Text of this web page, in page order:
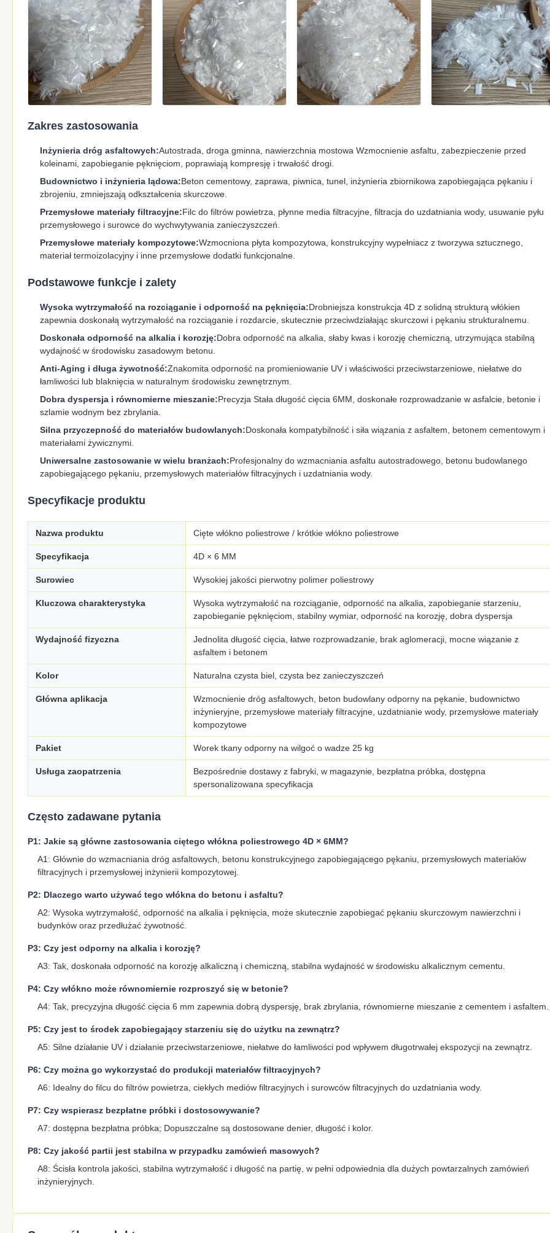
Zakres zastosowania
Inżynieria dróg asfaltowych:Autostrada, droga gminna, nawierzchnia mostowa Wzmocnienie asfaltu, zabezpieczenie przed
koleinami, zapobieganie pęknięciom, poprawiają kompresję i trwałość drogi.
Budownictwo i inżynieria lądowa:Beton cementowy, zaprawa, piwnica, tunel, inżynieria zbiornikowa zapobiegająca pękaniu i
zbrojeniu, zmniejszają odkształcenia skurczowe.
Przemysłowe materiały filtracyjne:Filc do filtrów powietrza, płynne media filtracyjne, filtracja do uzdatniania wody, usuwanie pyłu
przemysłowego i surowce do wychwytywania zanieczyszczeń.
Przemysłowe materiały kompozytowe:Wzmocniona płyta kompozytowa, konstrukcyjny wypełniacz z tworzywa sztucznego,
materiał termoizolacyjny i inne przemysłowe dodatki funkcjonalne.
Podstawowe funkcje i zalety
Wysoka wytrzymałość na rozciąganie i odporność na pęknięcia:Drobniejsza konstrukcja 4D z solidną strukturą włókien
zapewnia doskonałą wytrzymałość na rozciąganie i rozdarcie, skutecznie przeciwdziałając skurczowi i pękaniu strukturalnemu.
Doskonała odporność na alkalia i korozję:Dobra odporność na alkalia, słaby kwas i korozję chemiczną, utrzymująca stabilną
wydajność w środowisku zasadowym betonu.
Anti-Aging i długa żywotność:Znakomita odporność na promieniowanie UV i właściwości przeciwstarzeniowe, niełatwe do
łamliwości lub blaknięcia w naturalnym środowisku zewnętrznym.
Dobra dyspersja i równomierne mieszanie:Precyzja Stała długość cięcia 6MM, doskonałe rozprowadzanie w asfalcie, betonie i
szlamie wodnym bez zbrylania.
Silna przyczepność do materiałów budowlanych:Doskonała kompatybilność i siła wiązania z asfaltem, betonem cementowym i
materiałami żywicznymi.
Uniwersalne zastosowanie w wielu branżach:Profesjonalny do wzmacniania asfaltu autostradowego, betonu budowlanego
zapobiegającego pękaniu, przemysłowych materiałów filtracyjnych i uzdatniania wody.
Specyfikacje produktu
Nazwa produktu Cięte włókno poliestrowe / krótkie włókno poliestrowe
Specyfikacja 4D × 6 MM
Surowiec Wysokiej jakości pierwotny polimer poliestrowy
Kluczowa charakterystyka
Wysoka wytrzymałość na rozciąganie, odporność na alkalia, zapobieganie starzeniu,
zapobieganie pęknięciom, stabilny wymiar, odporność na korozję, dobra dyspersja
Wydajność fizyczna
Jednolita długość cięcia, łatwe rozprowadzanie, brak aglomeracji, mocne wiązanie z
asfaltem i betonem
Kolor Naturalna czysta biel, czysta bez zanieczyszczeń
Główna aplikacja
Wzmocnienie dróg asfaltowych, beton budowlany odporny na pękanie, budownictwo
inżynieryjne, przemysłowe materiały filtracyjne, uzdatnianie wody, przemysłowe materiały
kompozytowe
Pakiet Worek tkany odporny na wilgoć o wadze 25 kg
Usługa zaopatrzenia
Bezpośrednie dostawy z fabryki, w magazynie, bezpłatna próbka, dostępna
spersonalizowana specyfikacja
Często zadawane pytania
P1: Jakie są główne zastosowania ciętego włókna poliestrowego 4D × 6MM?
A1: Głównie do wzmacniania dróg asfaltowych, betonu konstrukcyjnego zapobiegającego pękaniu, przemysłowych materiałów
filtracyjnych i przemysłowej inżynierii kompozytowej.
P2: Dlaczego warto używać tego włókna do betonu i asfaltu?
A2: Wysoka wytrzymałość, odporność na alkalia i pęknięcia, może skutecznie zapobiegać pękaniu skurczowym nawierzchni i
budynków oraz przedłużać żywotność.
P3: Czy jest odporny na alkalia i korozję?
A3: Tak, doskonała odporność na korozję alkaliczną i chemiczną, stabilna wydajność w środowisku alkalicznym cementu.
P4: Czy włókno może równomiernie rozproszyć się w betonie?
A4: Tak, precyzyjna długość cięcia 6 mm zapewnia dobrą dyspersję, brak zbrylania, równomierne mieszanie z cementem i asfaltem.
P5: Czy jest to środek zapobiegający starzeniu się do użytku na zewnątrz?
A5: Silne działanie UV i działanie przeciwstarzeniowe, niełatwe do łamliwości pod wpływem długotrwałej ekspozycji na zewnątrz.
P6: Czy można go wykorzystać do produkcji materiałów filtracyjnych?
A6: Idealny do filcu do filtrów powietrza, ciekłych mediów filtracyjnych i surowców filtracyjnych do uzdatniania wody.
P7: Czy wspierasz bezpłatne próbki i dostosowywanie?
A7: dostępna bezpłatna próbka; Dopuszczalne są dostosowane denier, długość i kolor.
P8: Czy jakość partii jest stabilna w przypadku zamówień masowych?
A8: Ścisła kontrola jakości, stabilna wytrzymałość i długość na partię, w pełni odpowiednia dla dużych powtarzalnych zamówień
inżynieryjnych.